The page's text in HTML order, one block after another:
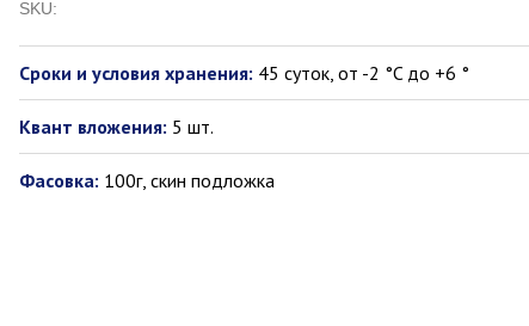
SKU:
Сроки и условия хранения: 45 суток, от -2 °C до +6 °
Квант вложения: 5 шт.
Фасовка: 100г, скин подложка